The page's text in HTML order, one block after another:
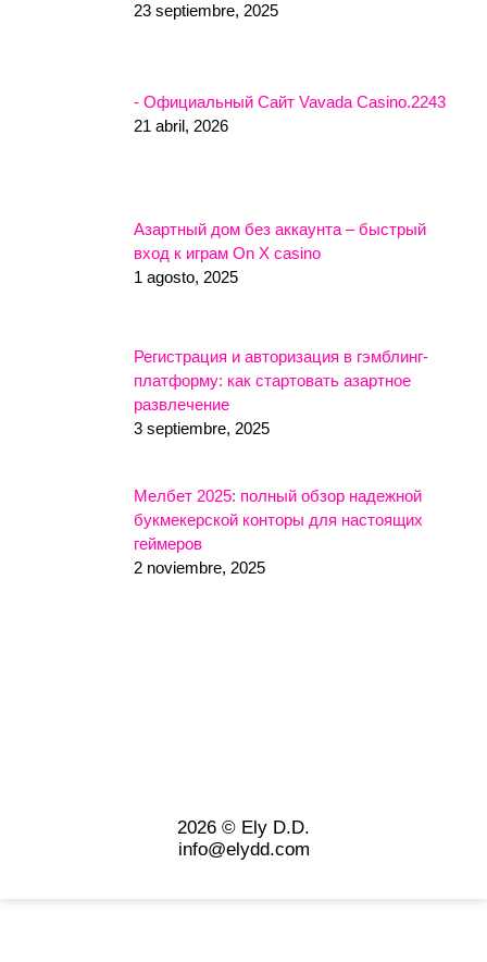
23 septiembre, 2025
- Официальный Сайт Vavada Casino.2243
21 abril, 2026
Азартный дом без аккаунта – быстрый
вход к играм On X casino
1 agosto, 2025
Регистрация и авторизация в гэмблинг-
платформу: как стартовать азартное
развлечение
3 septiembre, 2025
Мелбет 2025: полный обзор надежной
букмекерской конторы для настоящих
геймеров
2 noviembre, 2025
2026 © Ely D.D.
info@elydd.com